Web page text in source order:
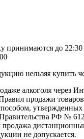
принимаются до 22:30
нельзяя купить
алкоголя через
продажи товаров
утвержденных
РФ №
продажа
не допускается.